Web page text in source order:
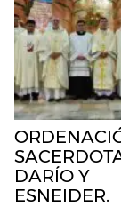
DARÍO Y
ESNEIDER.